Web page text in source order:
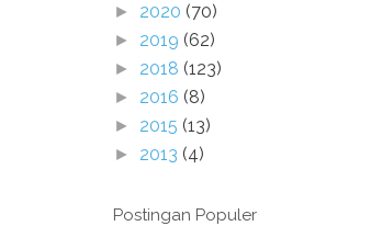
► 2020 (70)
► 2019 (62)
► 2018 (123)
► 2016 (8)
► 2015 (13)
► 2013 (4)
Postingan Populer